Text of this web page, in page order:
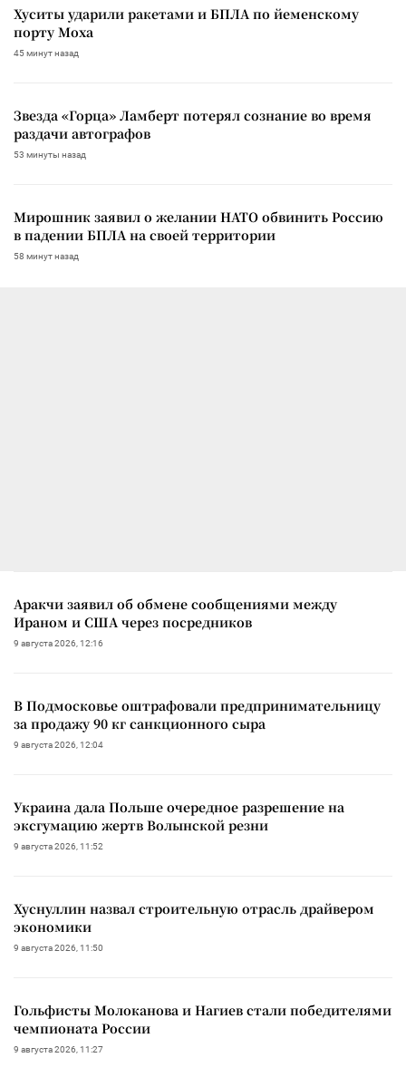
Хуситы ударили ракетами и БПЛА по йеменскому
порту Моха
45 минут назад
Звезда «Горца» Ламберт потерял сознание во время
раздачи автографов
53 минуты назад
Мирошник заявил о желании НАТО обвинить Россию
в падении БПЛА на своей территории
58 минут назад
Аракчи заявил об обмене сообщениями между
Ираном и США через посредников
9 августа 2026, 12:16
В Подмосковье оштрафовали предпринимательницу
за продажу 90 кг санкционного сыра
9 августа 2026, 12:04
Украина дала Польше очередное разрешение на
эксгумацию жертв Волынской резни
9 августа 2026, 11:52
Хуснуллин назвал строительную отрасль драйвером
экономики
9 августа 2026, 11:50
Гольфисты Молоканова и Нагиев стали победителями
чемпионата России
9 августа 2026, 11:27